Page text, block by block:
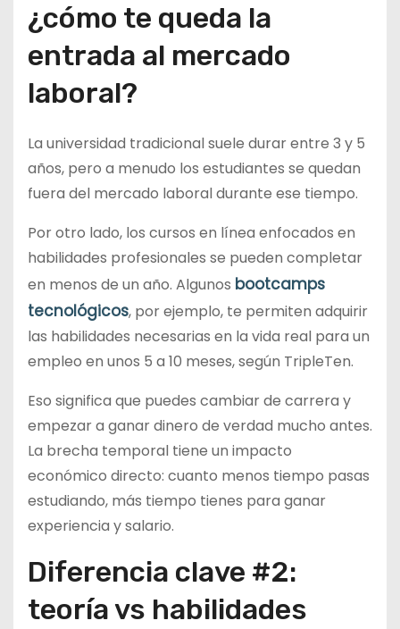
¿cómo te queda la
entrada al mercado
laboral?
La universidad tradicional suele durar entre 3 y 5
años, pero a menudo los estudiantes se quedan
fuera del mercado laboral durante ese tiempo.
Por otro lado, los cursos en línea enfocados en
habilidades profesionales se pueden completar
en menos de un año. Algunos bootcamps
tecnológicos, por ejemplo, te permiten adquirir
las habilidades necesarias en la vida real para un
empleo en unos 5 a 10 meses, según TripleTen.
Eso significa que puedes cambiar de carrera y
empezar a ganar dinero de verdad mucho antes.
La brecha temporal tiene un impacto
económico directo: cuanto menos tiempo pasas
estudiando, más tiempo tienes para ganar
experiencia y salario.
Diferencia clave #2:
teoría vs habilidades